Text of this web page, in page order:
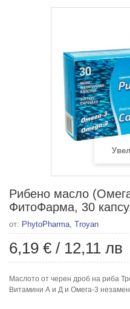
Рибено масло
ФитоФарма, 30
от: PhytoPharma, Troyan
6,19 € / 12,11 лв
Маслото от черен дроб на риба
Витамини А и Д и Омега-3